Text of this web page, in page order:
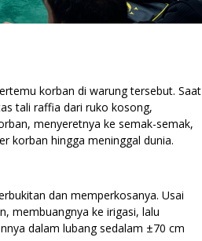
korban di warung tersebut. Saat
tali raffia dari ruko kosong,
menyeretnya ke semak-semak,
korban hingga meninggal dunia.
dan memperkosanya. Usai
membuangnya ke irigasi, lalu
dalam lubang sedalam ±70 cm